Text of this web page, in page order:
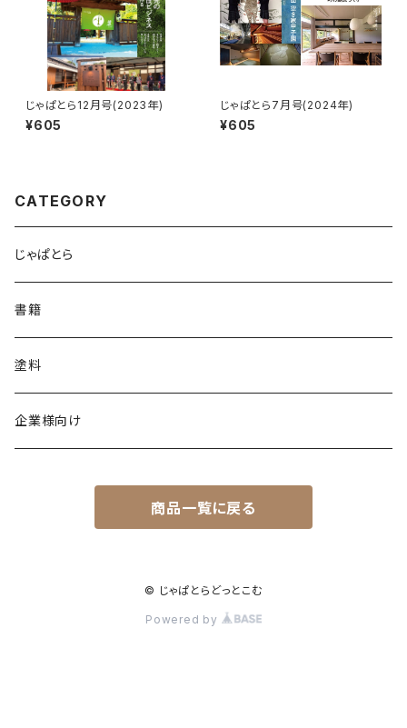
じゃぱとら12月号(2023年)
¥605
じゃぱとら7月号(2024年)
¥605
CATEGORY
じゃぱとら
書籍
塗料
企業様向け
商品一覧に戻る
© じゃぱとらどっとこむ
Powered by